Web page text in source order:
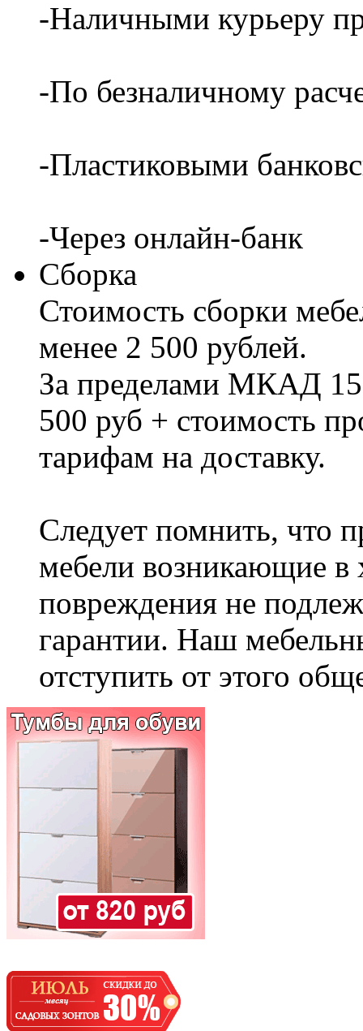
-Наличными курьеру
-По безналичному
-Пластиковыми
-Через онлайн-банк
Сборка
Стоимость сборки
менее 2 500 рублей.
За пределами МКАД
500 руб + стоимость
тарифам на доставку.
Следует помнить, что
мебели возникающие в
повреждения не
гарантии. Наш
отступить от этого